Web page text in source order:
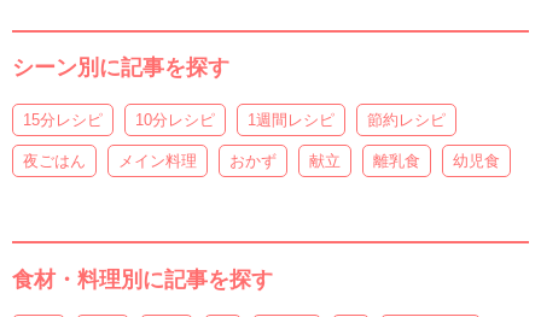
シーン別に記事を探す
15分レシピ 10分レシピ 1週間レシピ 節約レシピ
夜ごはん メイン料理 おかず 献立 離乳食 幼児食
食材・料理別に記事を探す